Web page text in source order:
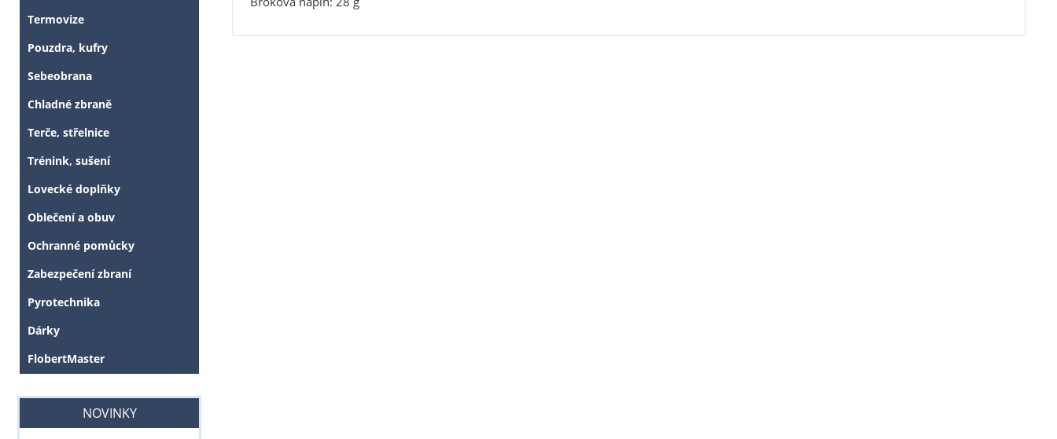
Termovize
Pouzdra, kufry
Sebeobrana
Chladné zbraně
Terče, střelnice
Trénink, sušení
Lovecké doplňky
Oblečení a obuv
Ochranné pomůcky
Zabezpečení zbraní
Pyrotechnika
Dárky
FlobertMaster
NOVINKY